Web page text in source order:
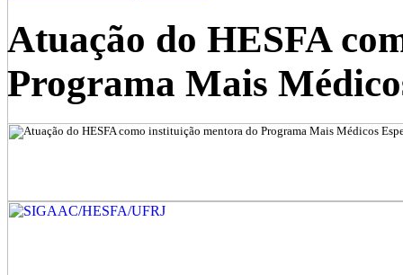
Atuação do HESFA
Programa Mais